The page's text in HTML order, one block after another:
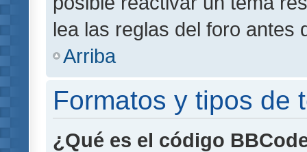
lea las reglas del foro antes
Arriba
Formatos y tipos de
¿Qué es el código